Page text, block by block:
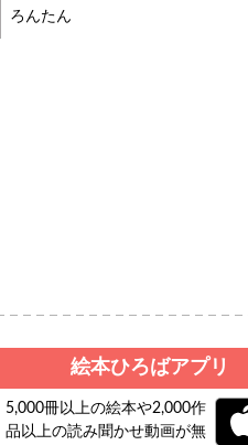
ろんたん
絵本ひろばアプリ
5,000冊以上の絵本や2,000作
品以上の読み聞かせ動画が無